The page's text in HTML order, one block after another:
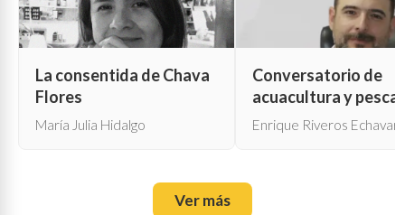
La consentida de Chava
Flores
María Julia Hidalgo
Conversatorio de
acuacultura y pesca
Enrique Riveros
Ver más